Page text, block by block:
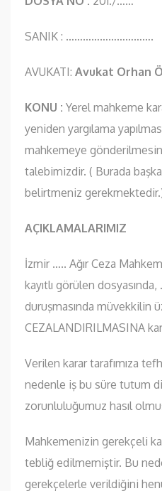
SANIK : ………………………….
AVUKATI: Avukat Orhan
KONU : Yerel mahkeme
yeniden yargılama
mahkemeye
talebimizdir. ( Burada
belirtmeniz
AÇIKLAMALARIMIZ
İzmir ….. Ağır Ceza
kayıtlı görülen
duruşmasında müvekkilin
CEZALANDIRILMASINA
Verilen karar tarafımıza
nedenle iş bu süre tutum
zorunluluğumuz hasıl
Mahkemenizin gerekçeli
tebliğ edilmemiştir. Bu
gerekçelerle verildiğini